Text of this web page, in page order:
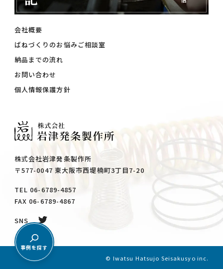
事例を探す
会社概要
ばねづくりのお悩みご相談室
納品までの流れ
お問い合わせ
個人情報保護方針
株式会社岩津発条製作所
〒577-0047 東大阪市西堤楠町3丁目7-20
TEL 06-6789-4857
FAX 06-6789-4867
SNS
© Iwatsu Hatsujo Seisakusyo inc.